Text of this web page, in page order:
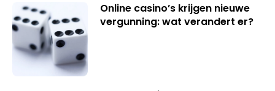
Online casino’s krijgen nieuwe
vergunning: wat verandert er?